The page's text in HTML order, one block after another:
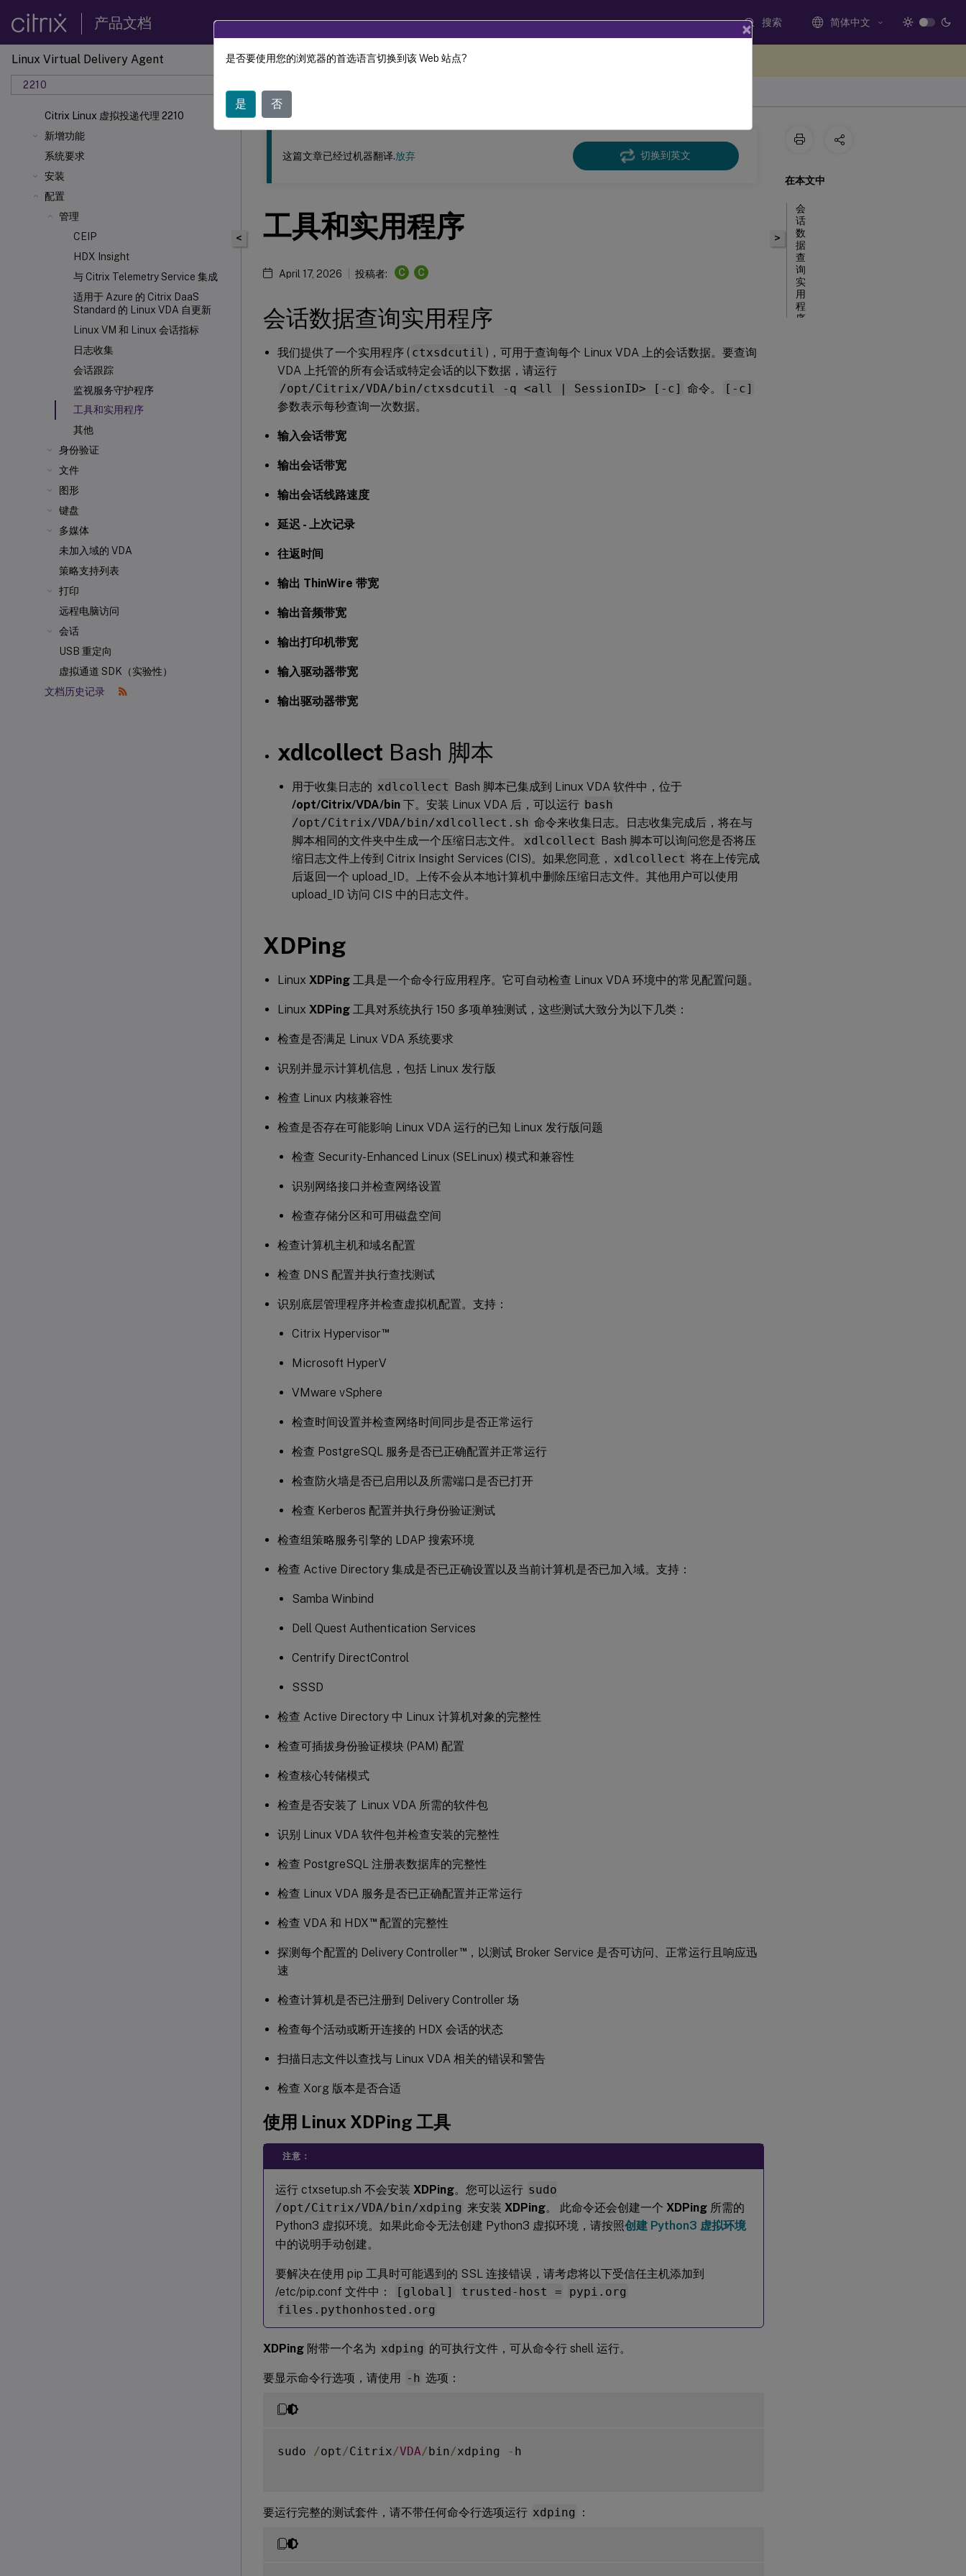
产品文档 搜索 简体中文
Linux Virtual Delivery Agent
2210
Citrix Linux 虚拟投递代理 2210
新增功能
系统要求
安装
配置
管理
CEIP
HDX Insight
与 Citrix Telemetry Service 集成
适用于 Azure 的 Citrix DaaS
Standard 的 Linux VDA 自更新
Linux VM 和 Linux 会话指标
日志收集
会话跟踪
监视服务守护程序
工具和实用程序
其他
身份验证
文件
图形
键盘
多媒体
未加入域的 VDA
策略支持列表
打印
远程电脑访问
会话
USB 重定向
虚拟通道 SDK（实验性）
文档历史记录
此内容已经过机器动态翻译。
<
这篇文章已经过机器翻译.放弃 切换到英文
工具和实用程序
April 17, 2026 投稿者: C C
会话数据查询实用程序
我们提供了一个实用程序 ( ctxsdcutil )，可用于查询每个 Linux VDA 上的会话数据。要查询
VDA 上托管的所有会话或特定会话的以下数据，请运行
/opt/Citrix/VDA/bin/ctxsdcutil -q <all | SessionID> [-c] 命令。
[-c]
参数表示每秒查询一次数据。
输入会话带宽
输出会话带宽
输出会话线路速度
延迟 - 上次记录
往返时间
输出 ThinWire 带宽
输出音频带宽
输出打印机带宽
输入驱动器带宽
输出驱动器带宽
xdlcollect Bash 脚本
用于收集日志的 xdlcollect Bash 脚本已集成到 Linux VDA 软件中，位于
/opt/Citrix/VDA/bin 下。安装 Linux VDA 后，可以运行 bash
/opt/Citrix/VDA/bin/xdlcollect.sh 命令来收集日志。日志收集完成后，将在与
脚本相同的文件夹中生成一个压缩日志文件。
xdlcollect Bash 脚本可以询问您是否将压
缩日志文件上传到 Citrix Insight Services (CIS)。如果您同意， xdlcollect 将在上传完成
后返回一个 upload_ID。上传不会从本地计算机中删除压缩日志文件。其他用户可以使用
upload_ID 访问 CIS 中的日志文件。
XDPing
Linux XDPing 工具是一个命令行应用程序。它可自动检查 Linux VDA 环境中的常见配置问题。
Linux XDPing 工具对系统执行 150 多项单独测试，这些测试大致分为以下几类：
检查是否满足 Linux VDA 系统要求
识别并显示计算机信息，包括 Linux 发行版
检查 Linux 内核兼容性
检查是否存在可能影响 Linux VDA 运行的已知 Linux 发行版问题
检查 Security-Enhanced Linux (SELinux) 模式和兼容性
识别网络接口并检查网络设置
检查存储分区和可用磁盘空间
检查计算机主机和域名配置
检查 DNS 配置并执行查找测试
识别底层管理程序并检查虚拟机配置。支持：
Citrix Hypervisor™
Microsoft HyperV
VMware vSphere
检查时间设置并检查网络时间同步是否正常运行
检查 PostgreSQL 服务是否已正确配置并正常运行
检查防火墙是否已启用以及所需端口是否已打开
检查 Kerberos 配置并执行身份验证测试
检查组策略服务引擎的 LDAP 搜索环境
检查 Active Directory 集成是否已正确设置以及当前计算机是否已加入域。支持：
Samba Winbind
Dell Quest Authentication Services
Centrify DirectControl
SSSD
检查 Active Directory 中 Linux 计算机对象的完整性
检查可插拔身份验证模块 (PAM) 配置
检查核心转储模式
检查是否安装了 Linux VDA 所需的软件包
识别 Linux VDA 软件包并检查安装的完整性
检查 PostgreSQL 注册表数据库的完整性
检查 Linux VDA 服务是否已正确配置并正常运行
检查 VDA 和 HDX™配置的完整性
探测每个配置的 Delivery Controller™，以测试 Broker Service 是否可访问、正常运行且响应迅
速
检查计算机是否已注册到 Delivery Controller 场
检查每个活动或断开连接的 HDX 会话的状态
扫描日志文件以查找与 Linux VDA 相关的错误和警告
检查 Xorg 版本是否合适
使用 Linux XDPing 工具
注意：
运行 ctxsetup.sh 不会安装 XDPing。您可以运行 sudo
/opt/Citrix/VDA/bin/xdping 来安装 XDPing。 此命令还会创建一个 XDPing 所需的
Python3 虚拟环境。如果此命令无法创建 Python3 虚拟环境，请按照创建 Python3 虚拟环境
中的说明手动创建。
要解决在使用 pip 工具时可能遇到的 SSL 连接错误，请考虑将以下受信任主机添加到
/etc/pip.conf 文件中：
[global] trusted-host =
pypi.org
files.pythonhosted.org
XDPing 附带一个名为 xdping 的可执行文件，可从命令行 shell 运行。
要显示命令行选项，请使用 -h 选项：
sudo /opt /Citrix/VDA/bin/xdping - h
要运行完整的测试套件，请不带任何命令行选项运行 xdping ：
>
在本文中
会
话
数
据
查
询
实
用
程
序
×
是否要使用您的浏览器的首选语言切换到该 Web 站点?
是 否